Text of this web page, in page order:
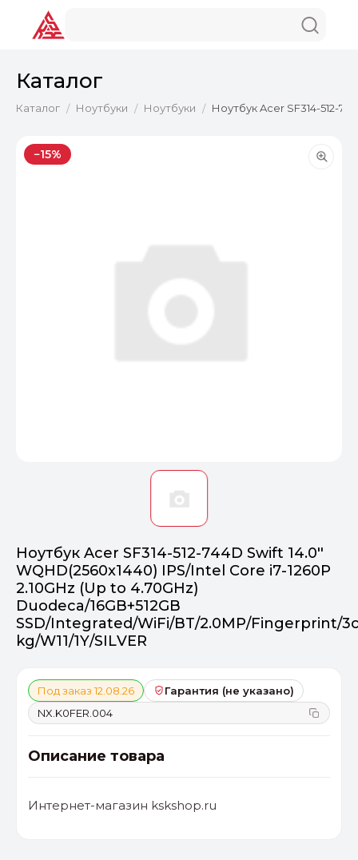
Каталог
Каталог / Ноутбуки / Ноутбуки / Ноутбук Acer SF314-512-
−15%
Ноутбук Acer SF314-512-744D Swift 14.0''
WQHD(2560x1440) IPS/Intel Core i7-1260P
2.10GHz (Up to 4.70GHz)
Duodeca/16GB+512GB
SSD/Integrated/WiFi/BT/2.0MP/Fingerprint/
kg/W11/1Y/SILVER
Под заказ 12.08.26
Гарантия (не указано)
NX.K0FER.004
Описание товара
Интернет-магазин kskshop.ru